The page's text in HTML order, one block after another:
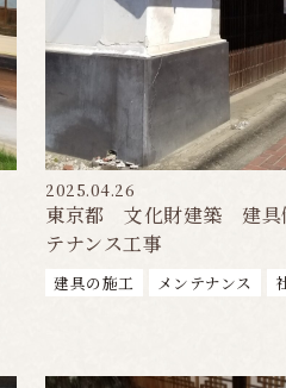
2025.04.26
東京都 文化財建築 建具
テナンス工事
建具の施工 メンテナンス